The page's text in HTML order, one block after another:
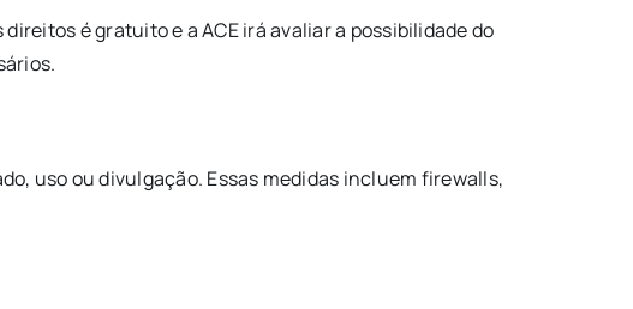
direitos é gratuito e a ACE irá avaliar a possibilidade do
uso ou divulgação. Essas medidas incluem firewalls,